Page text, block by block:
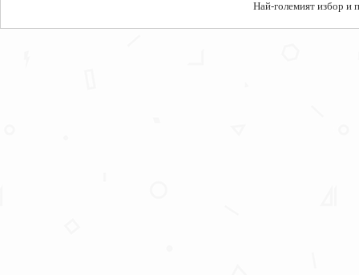
Най-големият избор и